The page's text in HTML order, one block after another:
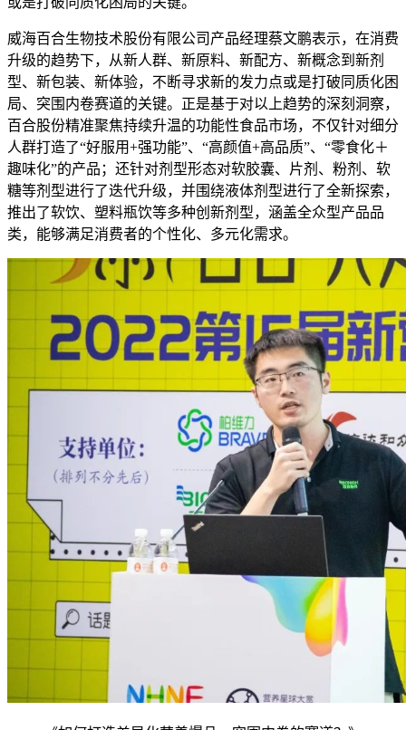
威海百合生物技术股份有限公司产品经理蔡文鹏表示，在消费
升级的趋势下，从新人群、新原料、新配方、新概念到新剂
型、新包装、新体验，不断寻求新的发力点或是打破同质化困
局、突围内卷赛道的关键。正是基于对以上趋势的深刻洞察，
百合股份精准聚焦持续升温的功能性食品市场，不仅针对细分
人群打造了“好服用+强功能”、“高颜值+高品质”、“零食化＋
趣味化”的产品；还针对剂型形态对软胶囊、片剂、粉剂、软
糖等剂型进行了迭代升级，并围绕液体剂型进行了全新探索，
推出了软饮、塑料瓶饮等多种创新剂型，涵盖全众型产品品
类，能够满足消费者的个性化、多元化需求。